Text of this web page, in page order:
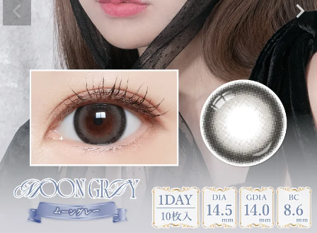
配送方法について
発送について
お支払い方法について
お買い物ガイド
お問い合わせ
よくあるご質問